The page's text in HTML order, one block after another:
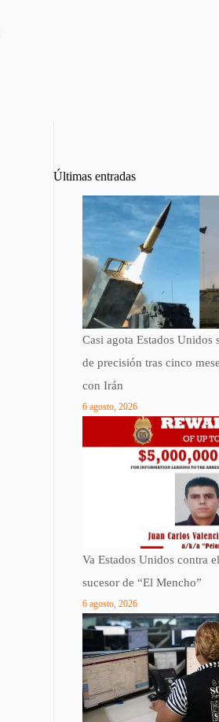
Últimas entradas
Casi agota Estados Unidos
de precisión tras cinco
con Irán
6 agosto, 2026
Va Estados Unidos contra
sucesor de “El Mencho”
6 agosto, 2026